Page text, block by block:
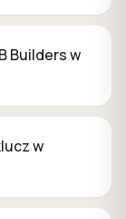
Builders w
w